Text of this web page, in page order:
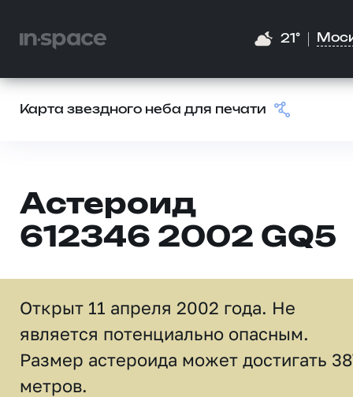
21°
Карта звездного неба для печати
Астероид
612346 2002 GQ5
Открыт 11 апреля 2002 года. Не
является потенциально опасным.
Размер астероида может достигать
метров.